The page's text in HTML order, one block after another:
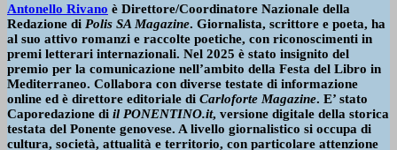
Antonello Rivano è Direttore/Coordinatore Nazionale della
Redazione di Polis SA Magazine. Giornalista, scrittore e poeta, ha
al suo attivo romanzi e raccolte poetiche, con riconoscimenti in
premi letterari internazionali. Nel 2025 è stato insignito del
premio per la comunicazione nell’ambito della Festa del Libro in
Mediterraneo. Collabora con diverse testate di informazione
online ed è direttore editoriale di Carloforte Magazine. E’ stato
Caporedazione di il PONENTINO.it, versione digitale della storica
testata del Ponente genovese. A livello giornalistico si occupa di
cultura, società, attualità e territorio, con particolare attenzione